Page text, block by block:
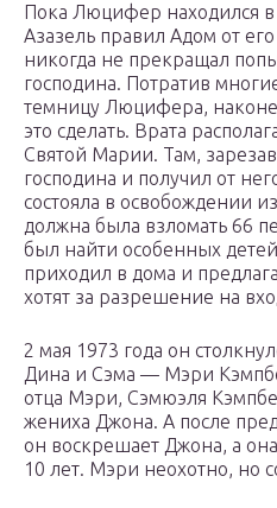
Пока Люцифер находился
Азазель правил Адом от
никогда не прекращал
господина. Потратив
темницу Люцифера,
это сделать. Врата
Святой Марии. Там,
господина и получил от
состояла в освобождении
должна была взломать 66
был найти особенных
приходил в дома и
хотят за разрешение на
2 мая 1973 года он
Дина и Сэма — Мэри
отца Мэри, Сэмюэля
жениха Джона. А после
он воскрешает Джона, а
10 лет. Мэри неохотно, но